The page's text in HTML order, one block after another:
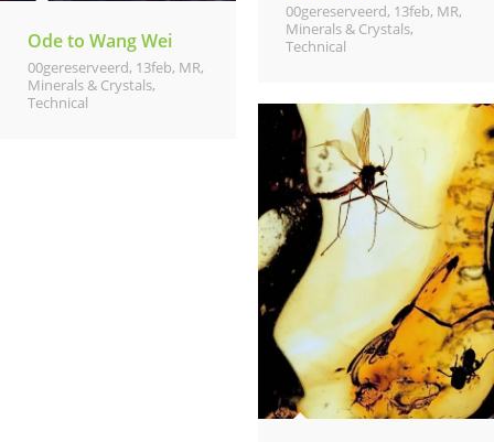
00gereserveerd, 13feb, MR,
Minerals & Crystals,
Technical
Ode to Wang Wei
00gereserveerd, 13feb, MR,
Minerals & Crystals,
Technical